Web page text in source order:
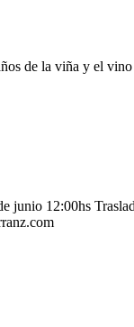
de la viña y el
junio 12:00hs